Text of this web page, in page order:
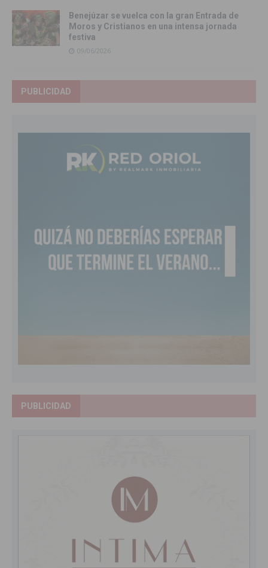
Benejúzar se vuelca con la gran Entrada de
Moros y Cristianos en una intensa jornada
festiva
09/06/2026
PUBLICIDAD
PUBLICIDAD